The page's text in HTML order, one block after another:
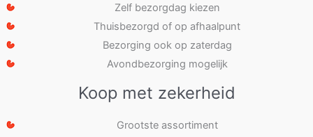
Zelf bezorgdag kiezen
Thuisbezorgd of op afhaalpunt
Bezorging ook op zaterdag
Avondbezorging mogelijk
Koop met zekerheid
Grootste assortiment